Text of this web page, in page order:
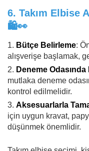
6. Takım Elbise
🛍️👀
Bütçe Belirleme:
alışverişe başlamak,
Deneme Odasında
mutlaka deneme
kontrol edilmelidir.
Aksesuarlarla
için uygun kravat,
düşünmek önemlidir.